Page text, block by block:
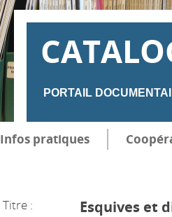
PORTAIL
Infos pratiques
Titre :
Esquives et